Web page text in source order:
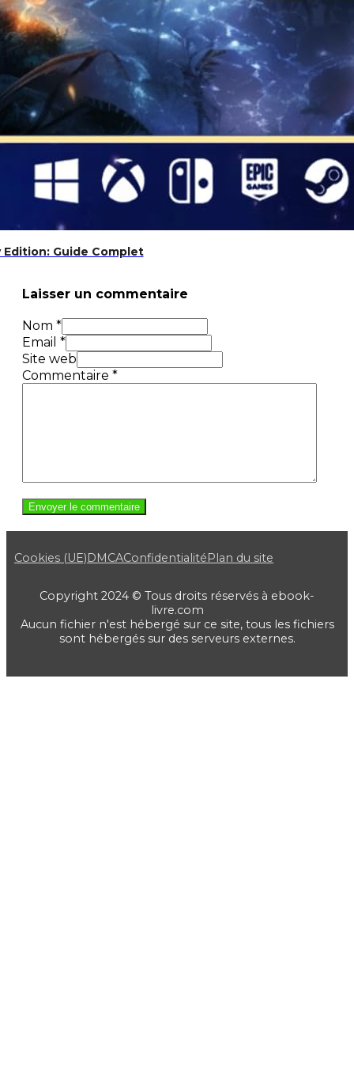
Guide Complet
Laisser un commentaire
Nom *
Email *
Site web
Commentaire *
Cookies (UE) DMCAConfidentialité Plan du site
Copyright 2024 © Tous droits réservés à ebook-
livre.com
Aucun fichier n'est hébergé sur ce site, tous les fichiers
sont hébergés sur des serveurs externes.